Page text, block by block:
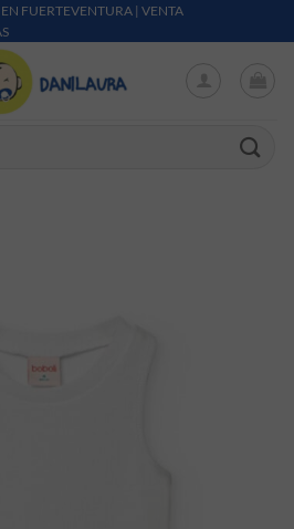
FUERTEVENTURA | VENTA